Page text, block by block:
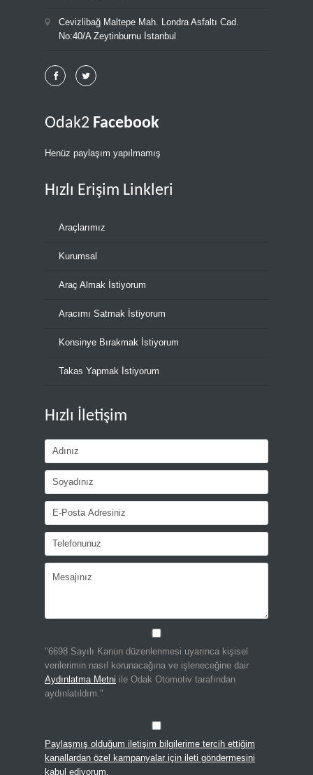
Cevizlibağ Maltepe Mah. Londra Asfaltı Cad.
No:40/A Zeytinburnu İstanbul
Odak2 Facebook
Henüz paylaşım yapılmamış
Hızlı Erişim Linkleri
Araçlarımız
Kurumsal
Araç Almak İstiyorum
Aracımı Satmak İstiyorum
Konsinye Bırakmak İstiyorum
Takas Yapmak İstiyorum
Hızlı İletişim
"6698 Sayılı Kanun düzenlenmesi uyarınca kişisel
verilerimin nasıl korunacağına ve işleneceğine dair
Aydınlatma Metni ile Odak Otomotiv tarafından
aydınlatıldım."
Paylaşmış olduğum iletişim bilgilerime tercih ettiğim
kanallardan özel kampanyalar için ileti göndermesini
kabul ediyorum.